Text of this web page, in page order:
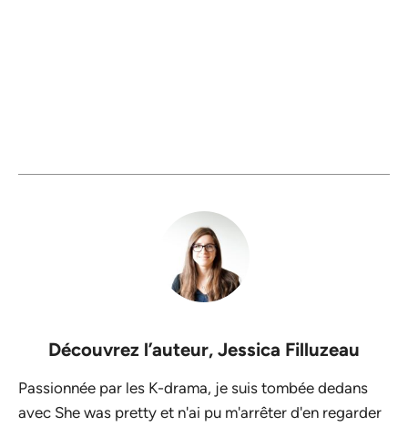
Découvrez l’auteur, Jessica Filluzeau
Passionnée par les K-drama, je suis tombée dedans
avec She was pretty et n'ai pu m'arrêter d'en regarder